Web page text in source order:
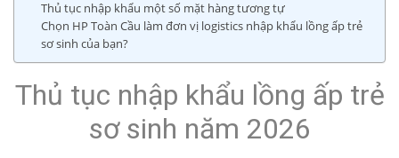
Thủ tục nhập khẩu một số mặt hàng tương tự
Chọn HP Toàn Cầu làm đơn vị logistics nhập khẩu lồng ấp trẻ
sơ sinh của bạn?
Thủ tục nhập khẩu lồng ấp trẻ
sơ sinh năm 2026